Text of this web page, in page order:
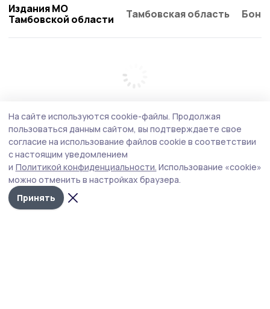
Издания МО
Тамбовской области
Тамбовская область
На сайте используются cookie-файлы. Продолжая
пользоваться данным сайтом, вы подтверждаете свое
согласие на использование файлов cookie в соответствии
с настоящим уведомлением
и Политикой конфиденциальности. Использование «cookie»
можно отменить в настройках браузера.
Принять